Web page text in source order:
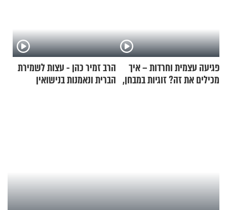
פגיעה עצמית וחרדות – איך
מכילים את זה? זוגיות במבחן,
הרב זמיר כהן - עצות לשמירת
הברית ונאמנות בנישואין